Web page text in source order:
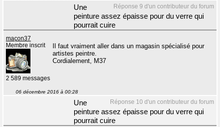
Réponse 9 d'un contributeur du forum
Une
peinture assez épaisse pour du verre qui
pourrait cuire
maçon37
Membre inscrit
2 589 messages
Il faut vraiment aller dans un magasin spécialisé pour
artistes peintre.
Cordialement, M37
06 décembre 2016 à 00:28
Réponse 10 d'un contributeur du forum
Une
peinture assez épaisse pour du verre qui
pourrait cuire